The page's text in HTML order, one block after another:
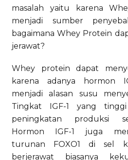
masalah yaitu karena
menjadi sumber
bagaimana Whey Protein
jerawat?
Whey protein dapat
karena adanya hormon
menjadi alasan susu
Tingkat IGF-1 yang
peningkatan produksi
Hormon IGF-1 juga
turunan FOXO1 di sel
berjerawat biasanya